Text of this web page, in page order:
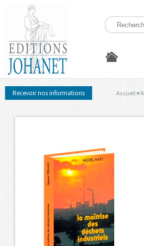
Recevoir nos informations Accueil >